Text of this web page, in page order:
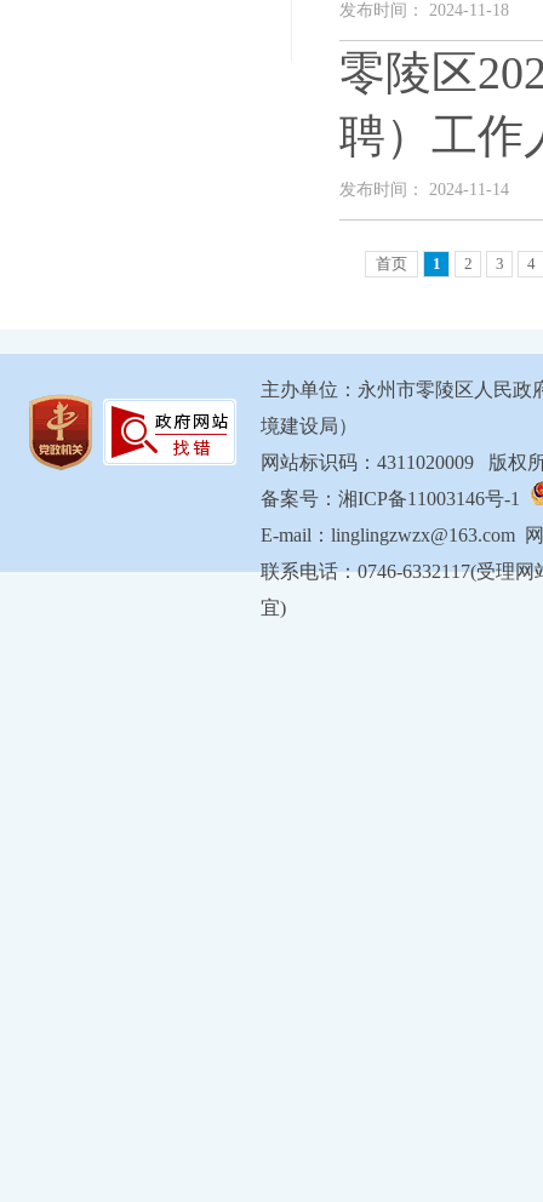
发布时间： 2024-11-18
零陵区
聘）工作
发布时间： 2024-11-14
首页 1 2 3 4
主办单位：永州市零陵区人民
境建设局）
网站标识码：4311020009 版权
备案号：湘ICP备11003146号-1
E-mail：linglingzwzx@163.com
联系电话：0746-6332117(受理
宜)